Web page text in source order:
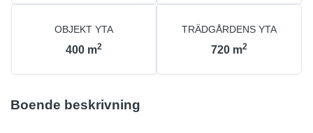
OBJEKT YTA
400 m2
TRÄDGÅRDENS YTA
720 m2
Boende beskrivning